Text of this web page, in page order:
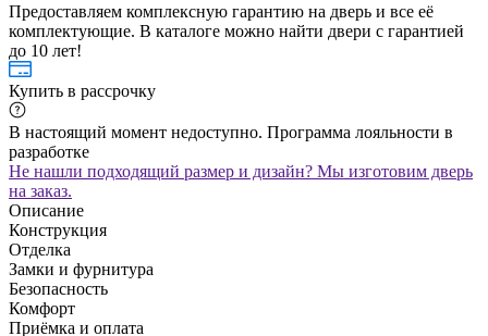
Предоставляем комплексную гарантию на дверь и все её
комплектующие. В каталоге можно найти двери с гарантией
до 10 лет!
Купить в рассрочку
В настоящий момент недоступно. Программа лояльности в
разработке
Не нашли подходящий размер и дизайн? Мы изготовим дверь
на заказ.
Описание
Конструкция
Отделка
Замки и фурнитура
Безопасность
Комфорт
Приёмка и оплата